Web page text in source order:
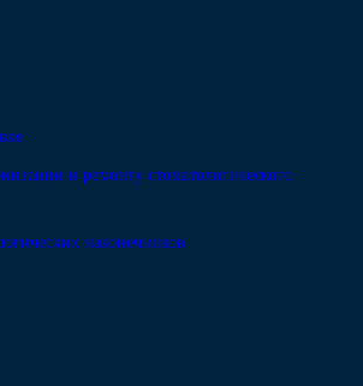
и ремонту стоматологического
наконечников